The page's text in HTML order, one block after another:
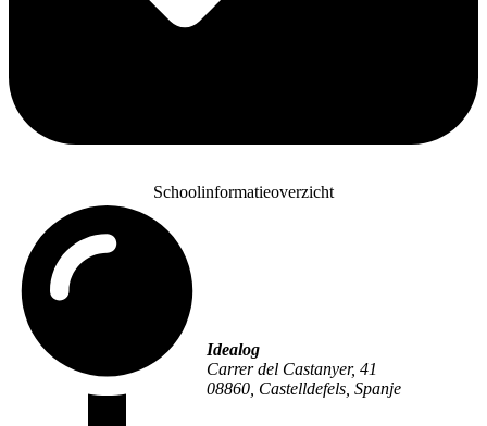
Schoolinformatieoverzicht
Idealog
Carrer del Castanyer, 41
08860, Castelldefels, Spanje